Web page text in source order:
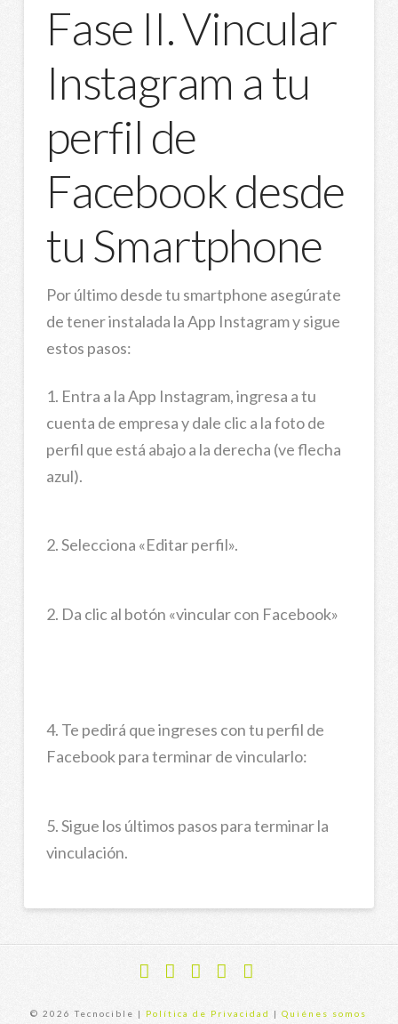
Fase II. Vincular
Instagram a tu
perfil de
Facebook desde
tu Smartphone
Por último desde tu smartphone asegúrate
de tener instalada la App Instagram y sigue
estos pasos:
1. Entra a la App Instagram, ingresa a tu
cuenta de empresa y dale clic a la foto de
perfil que está abajo a la derecha (ve flecha
azul).
2. Selecciona «Editar perfil».
2. Da clic al botón «vincular con Facebook»
4. Te pedirá que ingreses con tu perfil de
Facebook para terminar de vincularlo:
5. Sigue los últimos pasos para terminar la
vinculación.
© 2026 Tecnocible | Política de Privacidad |Quiénes somos